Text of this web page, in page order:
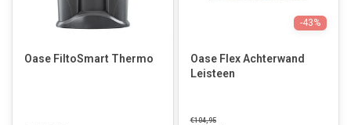
Oase FiltoSmart Thermo
-43%
Oase Flex Achterwand
Leisteen
€104,95